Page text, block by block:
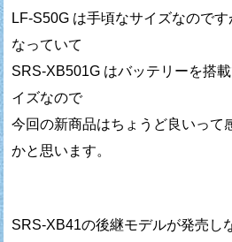
LF-S50G は手頃なサイズなので
なっていて
SRS-XB501G はバッテリーを搭
イズなので
今回の新商品はちょうど良いって
かと思います。
SRS-XB41の後継モデルが発売し